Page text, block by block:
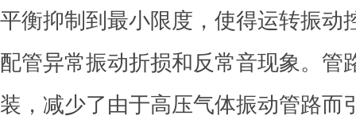
平衡抑制到最小限度，使得运转振动
配管异常振动折损和反常音现象。管
装，减少了由于高压气体振动管路而